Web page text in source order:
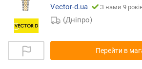
Vector-d.ua
З нами 9
(Дніпро)
Перейти в